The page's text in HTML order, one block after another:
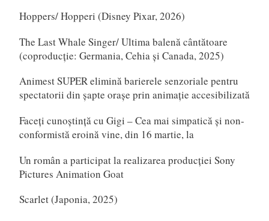
Hoppers/ Hopperi (Disney Pixar, 2026)
The Last Whale Singer/ Ultima balenă cântătoare
(coproducție: Germania, Cehia și Canada, 2025)
Animest SUPER elimină barierele senzoriale pentru
spectatorii din șapte orașe prin animație accesibilizată
Faceți cunoștință cu Gigi – Cea mai simpatică și non-
conformistă eroină vine, din 16 martie, la
Un român a participat la realizarea producției Sony
Pictures Animation Goat
Scarlet (Japonia, 2025)